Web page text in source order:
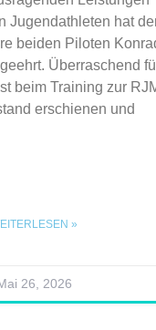
Jugendathleten hat
beiden Piloten
Überraschend
beim Training zur
erschienen und
»
26, 2026